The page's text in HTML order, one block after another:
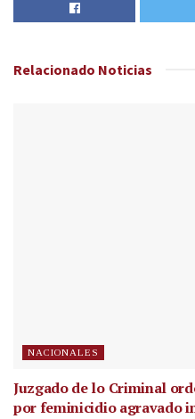
Relacionado Noticias
NACIONALES
Juzgado de lo Criminal
por feminicidio agravado